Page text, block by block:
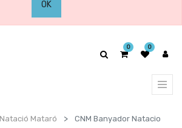
OK
0 0
Mataró
CNM Banyador Natacio